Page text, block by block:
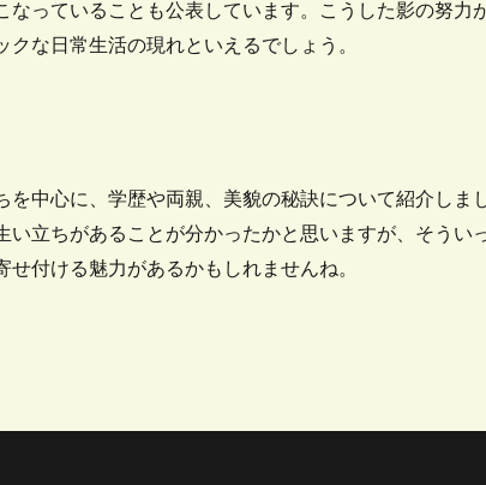
なっていることも公表しています。こうした影の努力
な日常生活の現れといえるでしょう。
を中心に、学歴や両親、美貌の秘訣について紹介しま
い立ちがあることが分かったかと思いますが、そうい
付ける魅力があるかもしれませんね。